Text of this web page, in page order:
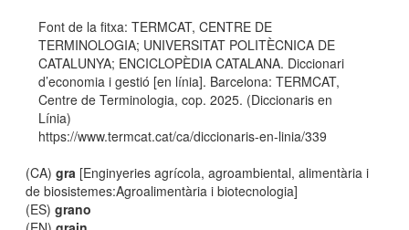
Font de la fitxa: TERMCAT, CENTRE DE
TERMINOLOGIA; UNIVERSITAT POLITÈCNICA DE
CATALUNYA; ENCICLOPÈDIA CATALANA. Diccionari
d’economia i gestió [en línia]. Barcelona: TERMCAT,
Centre de Terminologia, cop. 2025. (Diccionaris en
Línia)
https://www.termcat.cat/ca/diccionaris-en-linia/339
(CA)gra [Enginyeries agrícola, agroambiental, alimentària i
de biosistemes:Agroalimentària i biotecnologia]
(ES)grano